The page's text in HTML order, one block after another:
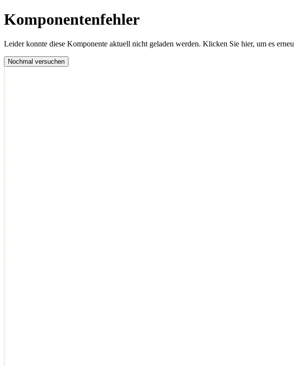
Komponentenfehler
Leider konnte diese Komponente aktuell nicht geladen werden. Klicken Sie hier, um es
Nochmal versuchen